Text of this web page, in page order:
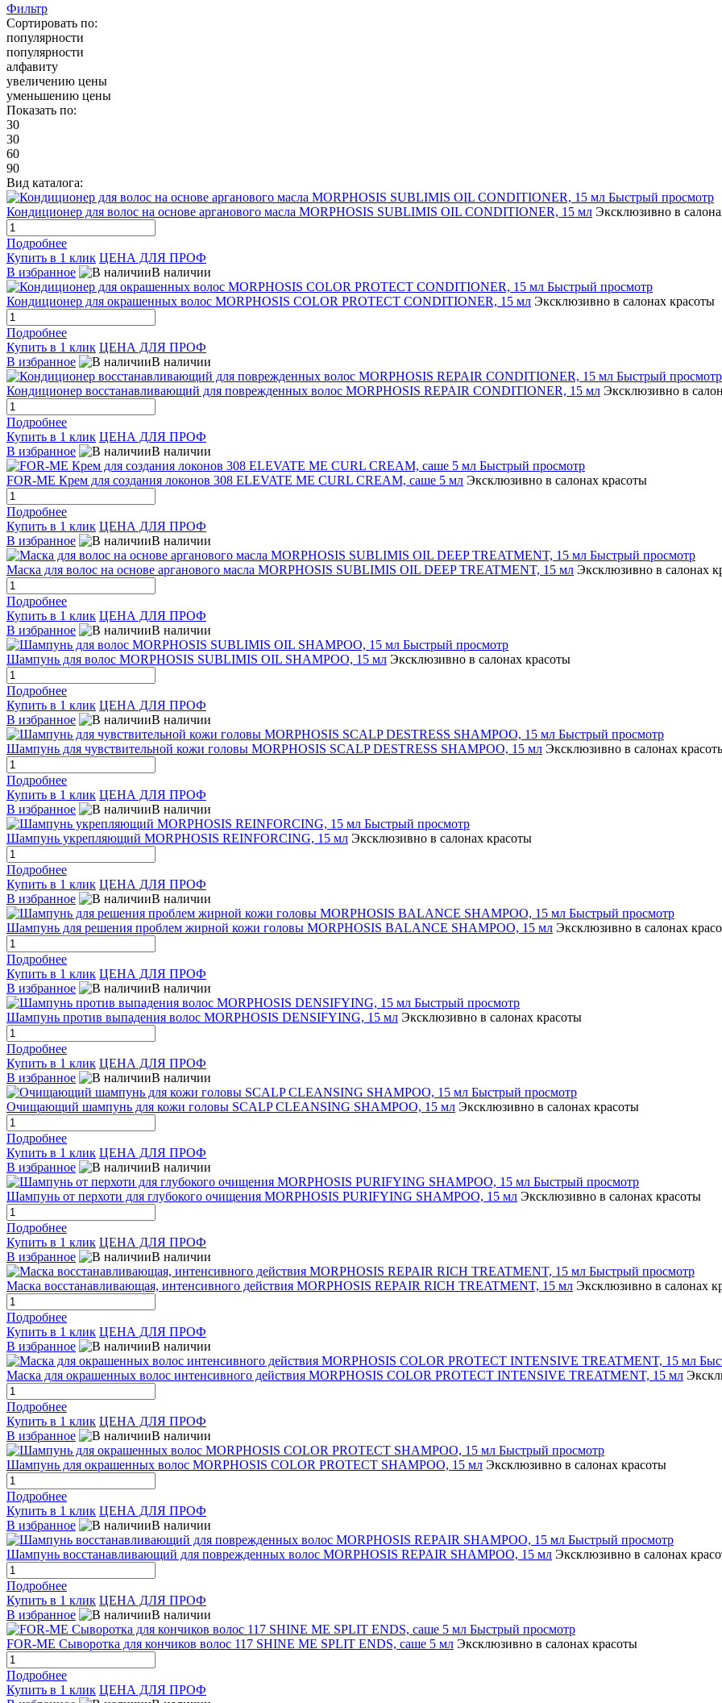
Фильтр
Сортировать по:
популярности
популярности
алфавиту
увеличению цены
уменьшению цены
Показать по:
30
30
60
90
Вид каталога:
Быстрый просмотр
Кондиционер для волос на основе арганового масла MORPHOSIS SUBLIMIS OIL CONDITIONER, 15 мл Эксклюзивно в
Подробнее
Купить в 1 клик ЦЕНА ДЛЯ ПРОФ
В избранное
В наличии
Быстрый просмотр
Кондиционер для окрашенных волос MORPHOSIS COLOR PROTECT CONDITIONER, 15 мл Эксклюзивно в салонах красоты
Подробнее
Купить в 1 клик ЦЕНА ДЛЯ ПРОФ
В избранное
В наличии
Быстрый просмотр
Кондиционер восстанавливающий для поврежденных волос MORPHOSIS REPAIR CONDITIONER, 15 мл Эксклюзивно в
Подробнее
Купить в 1 клик ЦЕНА ДЛЯ ПРОФ
В избранное
В наличии
Быстрый просмотр
FOR-ME Крем для создания локонов 308 ELEVATE ME CURL CREAM, саше 5 мл Эксклюзивно в салонах красоты
Подробнее
Купить в 1 клик ЦЕНА ДЛЯ ПРОФ
В избранное
В наличии
Быстрый просмотр
Маска для волос на основе арганового масла MORPHOSIS SUBLIMIS OIL DEEP TREATMENT, 15 мл Эксклюзивно в салонах
Подробнее
Купить в 1 клик ЦЕНА ДЛЯ ПРОФ
В избранное
В наличии
Быстрый просмотр
Шампунь для волос MORPHOSIS SUBLIMIS OIL SHAMPOO, 15 мл Эксклюзивно в салонах красоты
Подробнее
Купить в 1 клик ЦЕНА ДЛЯ ПРОФ
В избранное
В наличии
Быстрый просмотр
Шампунь для чувствительной кожи головы MORPHOSIS SCALP DESTRESS SHAMPOO, 15 мл Эксклюзивно в салонах
Подробнее
Купить в 1 клик ЦЕНА ДЛЯ ПРОФ
В избранное
В наличии
Быстрый просмотр
Шампунь укрепляющий MORPHOSIS REINFORCING, 15 мл Эксклюзивно в салонах красоты
Подробнее
Купить в 1 клик ЦЕНА ДЛЯ ПРОФ
В избранное
В наличии
Быстрый просмотр
Шампунь для решения проблем жирной кожи головы MORPHOSIS BALANCE SHAMPOO, 15 мл Эксклюзивно в салонах
Подробнее
Купить в 1 клик ЦЕНА ДЛЯ ПРОФ
В избранное
В наличии
Быстрый просмотр
Шампунь против выпадения волос MORPHOSIS DENSIFYING, 15 мл Эксклюзивно в салонах красоты
Подробнее
Купить в 1 клик ЦЕНА ДЛЯ ПРОФ
В избранное
В наличии
Быстрый просмотр
Очищающий шампунь для кожи головы SCALP CLEANSING SHAMPOO, 15 мл Эксклюзивно в салонах красоты
Подробнее
Купить в 1 клик ЦЕНА ДЛЯ ПРОФ
В избранное
В наличии
Быстрый просмотр
Шампунь от перхоти для глубокого очищения MORPHOSIS PURIFYING SHAMPOO, 15 мл Эксклюзивно в салонах красоты
Подробнее
Купить в 1 клик ЦЕНА ДЛЯ ПРОФ
В избранное
В наличии
Быстрый просмотр
Маска восстанавливающая, интенсивного действия MORPHOSIS REPAIR RICH TREATMENT, 15 мл Эксклюзивно в салонах
Подробнее
Купить в 1 клик ЦЕНА ДЛЯ ПРОФ
В избранное
В наличии
Маска для окрашенных волос интенсивного действия MORPHOSIS COLOR PROTECT INTENSIVE TREATMENT, 15 мл
Подробнее
Купить в 1 клик ЦЕНА ДЛЯ ПРОФ
В избранное
В наличии
Быстрый просмотр
Шампунь для окрашенных волос MORPHOSIS COLOR PROTECT SHAMPOO, 15 мл Эксклюзивно в салонах красоты
Подробнее
Купить в 1 клик ЦЕНА ДЛЯ ПРОФ
В избранное
В наличии
Быстрый просмотр
Шампунь восстанавливающий для поврежденных волос MORPHOSIS REPAIR SHAMPOO, 15 мл Эксклюзивно в салонах
Подробнее
Купить в 1 клик ЦЕНА ДЛЯ ПРОФ
В избранное
В наличии
Быстрый просмотр
FOR-ME Сыворотка для кончиков волос 117 SHINE ME SPLIT ENDS, саше 5 мл Эксклюзивно в салонах красоты
Подробнее
Купить в 1 клик ЦЕНА ДЛЯ ПРОФ